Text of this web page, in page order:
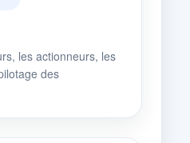
les actionneurs, les
des